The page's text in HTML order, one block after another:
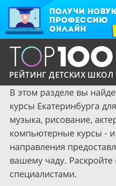
РЕЙТИНГ ДЕТСКИХ ШКОЛ
В этом разделе вы
курсы Екатеринбурга
музыка, рисование,
компьютерные курсы -
направления
вашему чаду.
специалистами.